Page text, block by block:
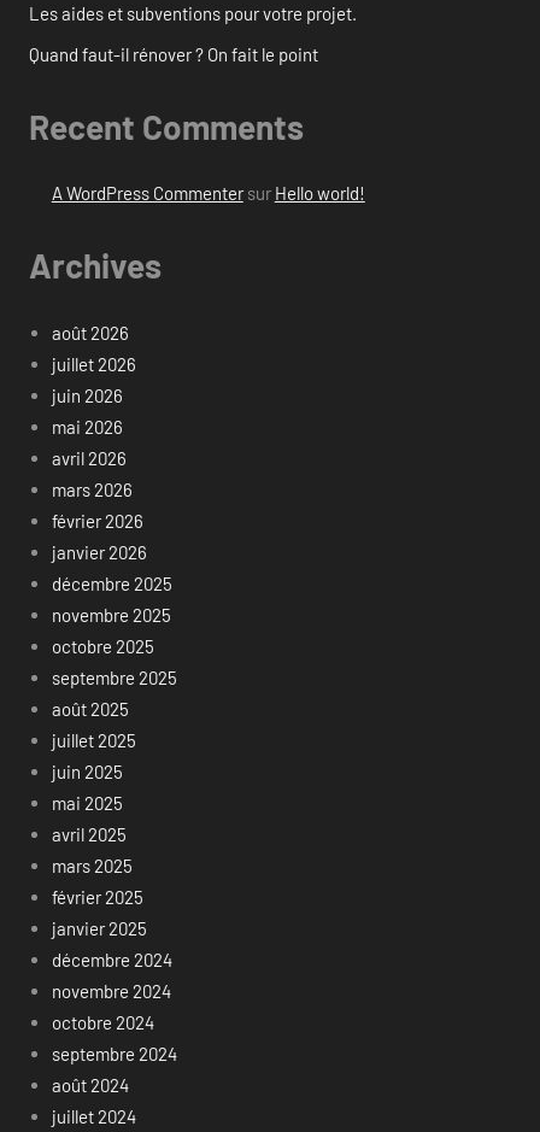
Les aides et subventions pour votre projet.
Quand faut-il rénover ? On fait le point
Recent Comments
A WordPress Commentersur Hello world!
Archives
août 2026
juillet 2026
juin 2026
mai 2026
avril 2026
mars 2026
février 2026
janvier 2026
décembre 2025
novembre 2025
octobre 2025
septembre 2025
août 2025
juillet 2025
juin 2025
mai 2025
avril 2025
mars 2025
février 2025
janvier 2025
décembre 2024
novembre 2024
octobre 2024
septembre 2024
août 2024
juillet 2024